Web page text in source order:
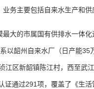
主要包括自来水生产和供
的市属国有供排水一体化
以韶州自来水厂（日产能
江区新韶镇陈江村，西至
通过291项，覆盖了《生